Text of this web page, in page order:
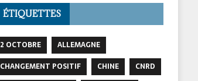
ÉTIQUETTES
2 OCTOBRE
ALLEMAGNE
CHANGEMENT POSITIF
CHINE
CNRD